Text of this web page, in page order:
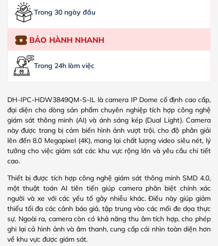
Trong 30 ngày đầu
BẢO HÀNH NHANH
Trong 24h làm việc
DH-IPC-HDW3849QM-S-IL là camera IP Dome cố định cao cấp,
đại diện cho dòng sản phẩm chuyên nghiệp tích hợp công nghệ
giám sát thông minh (AI) và ánh sáng kép (Dual Light). Camera
này được trang bị cảm biến hình ảnh vượt trội, cho độ phân giải
lên đến 8.0 Megapixel (4K), mang lại chất lượng video siêu nét, lý
tưởng cho việc giám sát các khu vực rộng lớn và yêu cầu chi tiết
cao.
Thiết bị được tích hợp công nghệ giám sát thông minh SMD 4.0,
một thuật toán AI tiên tiến giúp camera phân biệt chính xác
người và xe với các yếu tố gây nhiễu khác. Điều này giúp giảm
thiểu tối đa các cảnh báo giả, tập trung vào các mối đe dọa thực
sự. Ngoài ra, camera còn có khả năng thu âm tích hợp, cho phép
ghi lại cả hình ảnh và âm thanh, cung cấp cái nhìn toàn diện hơn
về khu vực được giám sát.